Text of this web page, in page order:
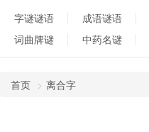
字谜谜语 成语谜语
词曲牌谜
中药名谜
首页 离合字